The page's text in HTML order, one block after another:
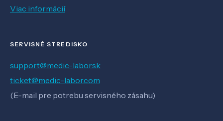
Viac informácií
SERVISNÉ STREDISKO
support@medic-labor.sk
ticket@medic-labor.com
(E-mail pre potrebu servisného zásahu)